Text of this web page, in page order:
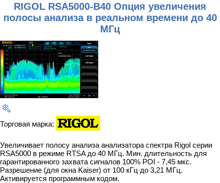
RIGOL RSA5000-B40 Опция увеличения
полосы анализа в реальном времени до 40
МГц
Торговая марка:
Увеличивает полосу анализа анализатора спектра Rigol серии
RSA5000 в режиме RTSA до 40 МГц. Мин. длительность для
гарантированного захвата сигналов 100% POI - 7,45 мкс.
Разрешение (для окна Kaiser) от 100 кГц до 3,21 МГц.
Активируется программным кодом.